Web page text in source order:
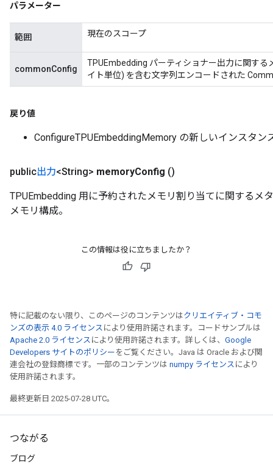
パラメーター
範囲 現在のスコープ
commonConfig
TPUEmbedding パーティショナー出力に関する
イト単位) を含む文字列エンコードされた
戻り値
ConfigureTPUEmbeddingMemory の新しいインスタン
public出力<String> memoryConfig ()
TPUEmbedding 用に予約されたメモリ割り当てに関するメ
メモリ構成。
この情報は役に立ちましたか？
特に記載のない限り、このページのコンテンツはクリエイティブ・コモ
ンズの表示 4.0 ライセンス により使用許諾されます。コードサンプルは
Apache 2.0 ライセンス により使用許諾されます。詳しくは、 Google
Developers サイトのポリシー をご覧ください。Java は Oracle および関
連会社の登録商標です。一部のコンテンツは numpy ライセンス により
使用許諾されます。
最終更新日 2025-07-28 UTC。
つながる
ブログ